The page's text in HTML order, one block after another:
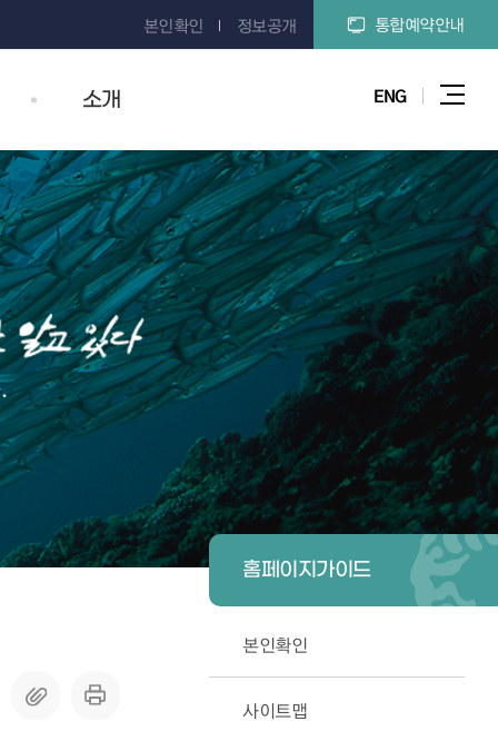
본인확인 정보공개 통합예약안내
ENG
소개
홈페이지가이드
본인확인
사이트맵